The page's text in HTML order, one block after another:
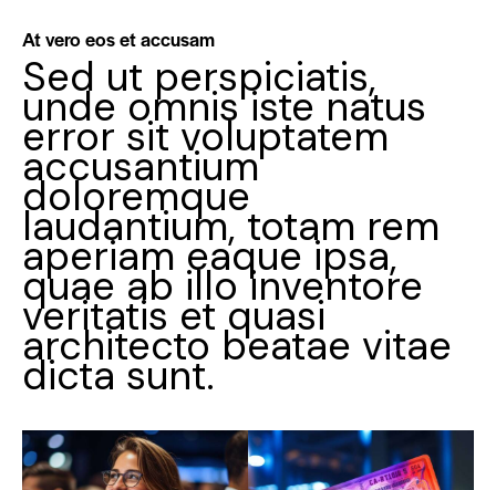
At vero eos et accusam
Sed ut perspiciatis,
unde omnis iste natus
error sit voluptatem
accusantium
doloremque
laudantium, totam rem
aperiam eaque ipsa,
quae ab illo inventore
veritatis et quasi
architecto beatae vitae
dicta sunt.